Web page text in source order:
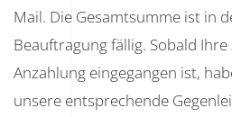
Mail. Die Gesamtsumme ist in
Beauftragung fällig. Sobald Ihre
Anzahlung eingegangen ist,
unsere entsprechende